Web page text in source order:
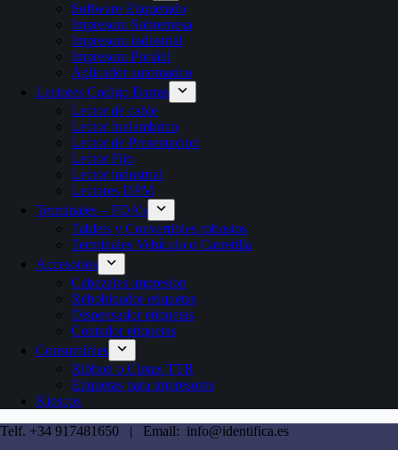
Software Etiquetado
Impresora Sobremesa
Impresora industrial
Impresora Portátil
Aplicador automatico
Lectores Codigo Barras
Lector de cable
Lector Inalambrico
Lector de Presentacion
Lector Fijo
Lector industrial
Lectores DPM
Terminales – PDA’s
Tablets y Convertibles robustos
Terminales Vehículo o Carretilla
Accesorios
Cabezales impresion
Rebobinador etiquetas
Dispensador etiquetas
Contador etiquetas
Consumibles
Ribbon o Cintas TTR
Etiquetas para impresoras
Kioscos
Telf. +34 917481650 | Email: info@identifica.es